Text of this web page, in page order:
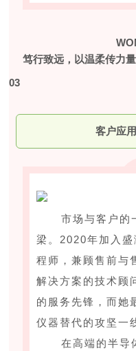
笃行致远，以温柔传力量
03
客户应
市场与客户的
梁。2020年加入
程师，兼顾售前与
解决方案的技术顾
的服务先锋，而她
仪器替代的攻坚一
在高端的半导